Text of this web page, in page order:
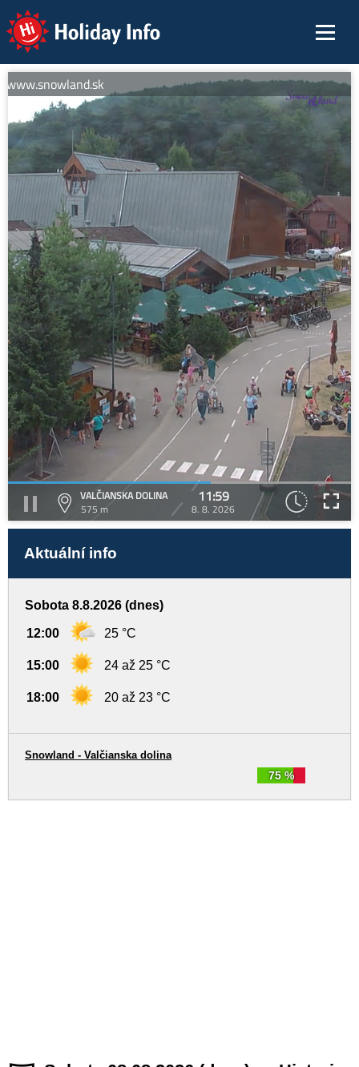
Holiday Info
VALČIANSKA DOLINA
575 m
11:59
8. 8. 2026
Aktuální info
Sobota 8.8.2026 (dnes)
12:00 25 °C
15:00 24 až 25 °C
18:00 20 až 23 °C
75 %
Snowland - Valčianska dolina